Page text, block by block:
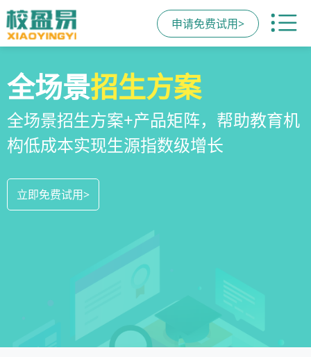
申请免费试用>
校区运营管理系统
教培机构数字化全场景运营管理系统，
全方位解决学校经营管理难题
立即免费试用>
全场景招生方案
全场景招生方案+产品矩阵，帮助教育机
构低成本实现生源指数级增长
立即免费试用>
教培机构小程序
一部手机链接机构、学员、家长，管理
更便捷，互动零距离，体验更满意
立即免费试用>